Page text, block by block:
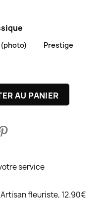
Prestige
AU PANIER
service
fleuriste, 12.90€